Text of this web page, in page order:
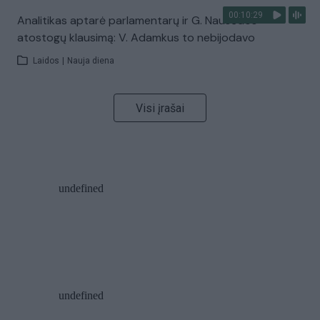
00:10:29
Analitikas aptarė parlamentarų ir G. Nausėdos
atostogų klausimą: V. Adamkus to nebijodavo
Laidos Nauja diena
Visi įrašai